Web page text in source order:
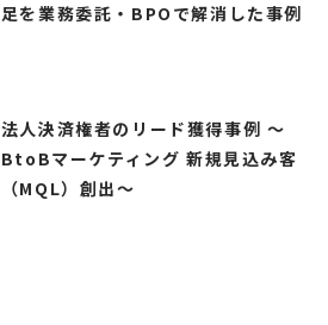
足を業務委託・BPOで解消した事例
法人決済権者のリード獲得事例 ～
BtoBマーケティング 新規見込み客
（MQL）創出～